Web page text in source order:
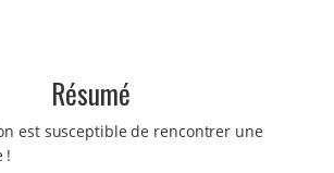
Résumé
est susceptible de rencontrer une
!